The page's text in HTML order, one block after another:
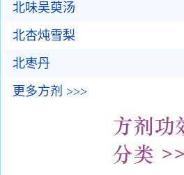
北味吴萸汤
北杏炖雪梨
北枣丹
更多方剂 >>>